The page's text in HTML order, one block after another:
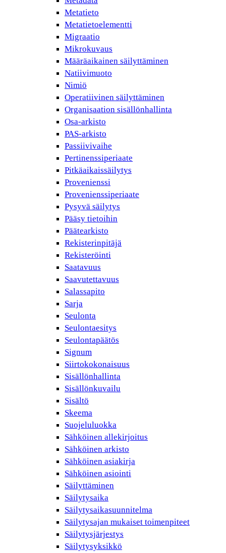
Metatieto
Metatietoelementti
Migraatio
Mikrokuvaus
Määräaikainen säilyttäminen
Natiivimuoto
Nimiö
Operatiivinen säilyttäminen
Organisaation sisällönhallinta
Osa-arkisto
PAS-arkisto
Passiivivaihe
Pertinenssiperiaate
Pitkäaikaissäilytys
Provenienssi
Provenienssiperiaate
Pysyvä säilytys
Pääsy tietoihin
Päätearkisto
Rekisterinpitäjä
Rekisteröinti
Saatavuus
Saavutettavuus
Salassapito
Sarja
Seulonta
Seulontaesitys
Seulontapäätös
Signum
Siirtokokonaisuus
Sisällönhallinta
Sisällönkuvailu
Sisältö
Skeema
Suojeluluokka
Sähköinen allekirjoitus
Sähköinen arkisto
Sähköinen asiakirja
Sähköinen asiointi
Säilyttäminen
Säilytysaika
Säilytysaikasuunnitelma
Säilytysajan mukaiset toimenpiteet
Säilytysjärjestys
Säilytysyksikkö